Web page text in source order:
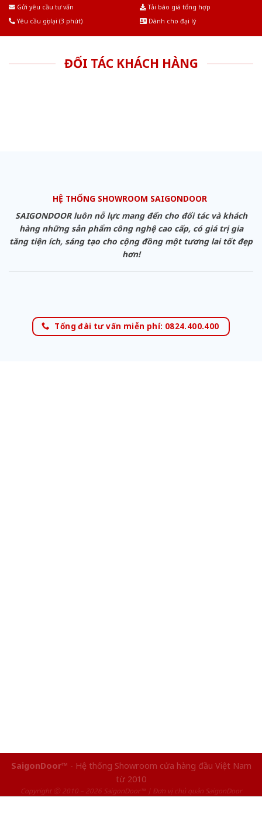
Gửi yêu cầu tư vấn
Tải báo giá tổng hợp
Yêu cầu gọi lại (3 phút)
Dành cho đại lý
ĐỐI TÁC KHÁCH HÀNG
HỆ THỐNG SHOWROOM SAIGONDOOR
SAIGONDOOR luôn nỗ lực mang đến cho đối tác và khách
hàng những sản phẩm công nghệ cao cấp, có giá trị gia
tăng tiện ích, sáng tạo cho cộng đồng một tương lai tốt đẹp
hơn!
Tổng đài tư vấn miễn phí: 0824.400.400
SaigonDoor™ - Hệ thống Showroom cửa hàng đầu Việt Nam
từ 2010
Copyright ⓒ 2010 – 2026 SaigonDoor™ | Đơn vị chủ quản SaigonDoor